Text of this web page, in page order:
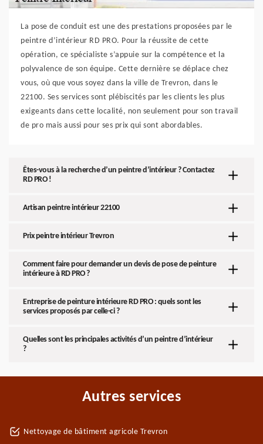
La pose de conduit est une des prestations proposées par le
peintre d’intérieur RD PRO. Pour la réussite de cette
opération, ce spécialiste s’appuie sur la compétence et la
polyvalence de son équipe. Cette dernière se déplace chez
vous, où que vous soyez dans la ville de Trevron, dans le
22100. Ses services sont plébiscités par les clients les plus
exigeants dans cette localité, non seulement pour son travail
de pro mais aussi pour ses prix qui sont abordables.
Êtes-vous à la recherche d’un peintre d’intérieur ? Contactez
RD PRO !
Artisan peintre intérieur 22100
Prix peintre intérieur Trevron
Comment faire pour demander un devis de pose de peinture
intérieure à RD PRO ?
Entreprise de peinture intérieure RD PRO : quels sont les
services proposés par celle-ci ?
Quelles sont les principales activités d’un peintre d’intérieur
?
Autres services
Nettoyage de bâtiment agricole Trevron